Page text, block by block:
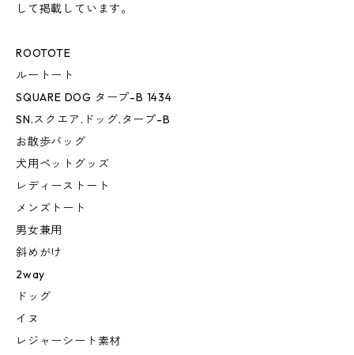
して掲載しています。
ROOTOTE
ルートート
SQUARE DOG タープ-B 1434
SN.スクエア.ドッグ.タープ-B
お散歩バッグ
犬用ペットグッズ
レディーストート
メンズトート
男女兼用
斜めがけ
2way
ドッグ
イヌ
レジャーシート素材